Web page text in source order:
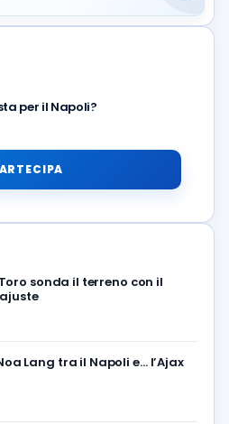
per il Napoli?
Toro sonda il terreno con il
Lang tra il Napoli e… l’Ajax